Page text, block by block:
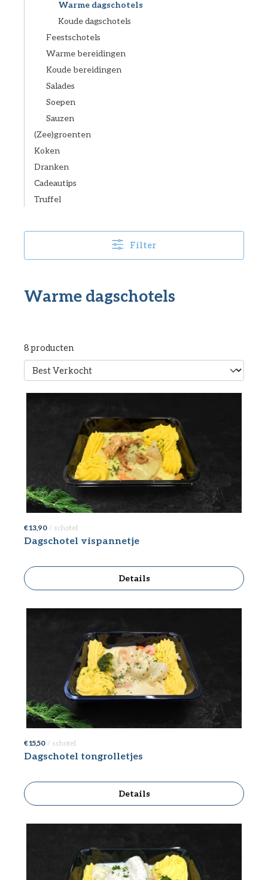
Warme dagschotels
Koude dagschotels
Feestschotels
Warme bereidingen
Koude bereidingen
Salades
Soepen
Sauzen
(Zee)groenten
Koken
Dranken
Cadeautips
Truffel
Filter
Warme dagschotels
8 producten
€ 13,90 / schotel
Dagschotel vispannetje
Details
€ 15,50 / schotel
Dagschotel tongrolletjes
Details